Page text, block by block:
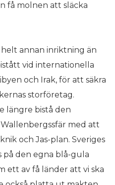
få molnen att släcka
helt annan inriktning än
vid internationella
och Irak, för att säkra
storföretag.
längre bistå den
med att
och Jas-plan. Sveriges
på den egna blå-gula
ett av få länder att vi ska